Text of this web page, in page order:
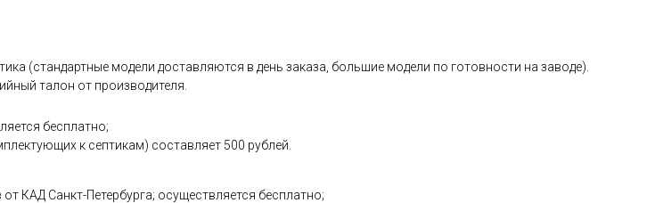
(стандартные модели доставляются в день заказа, большие модели по готовности на заводе).
талон от производителя.
бесплатно;
к септикам) составляет 500 рублей.
КАД Санкт-Петербурга; осуществляется бесплатно;